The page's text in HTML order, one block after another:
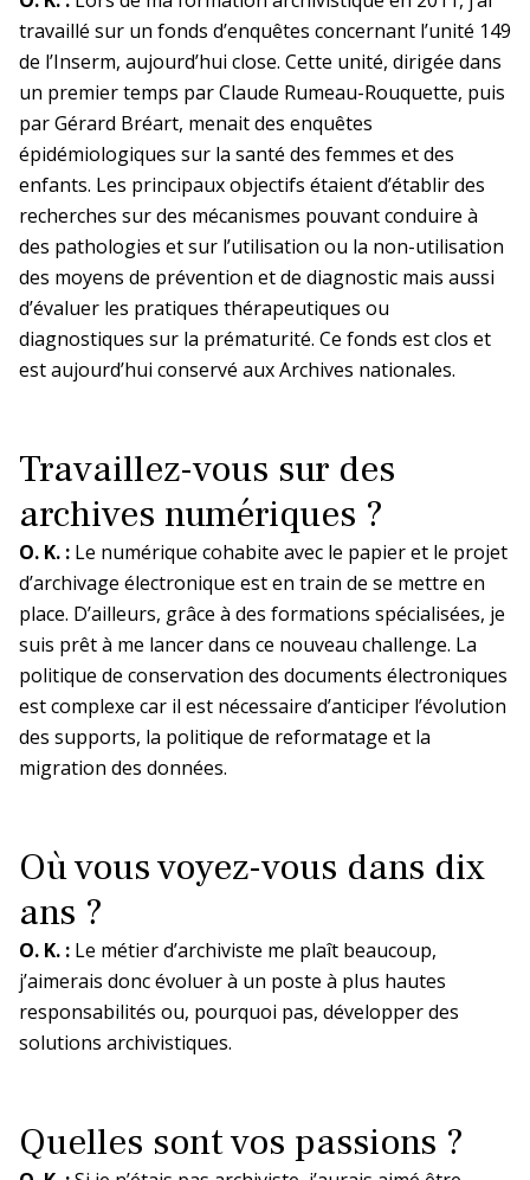
travaillé sur un fonds d’enquêtes concernant l’unité 149
de l’Inserm, aujourd’hui close. Cette unité, dirigée dans
un premier temps par Claude Rumeau-Rouquette, puis
par Gérard Bréart, menait des enquêtes
épidémiologiques sur la santé des femmes et des
enfants. Les principaux objectifs étaient d’établir des
recherches sur des mécanismes pouvant conduire à
des pathologies et sur l’utilisation ou la non-utilisation
des moyens de prévention et de diagnostic mais aussi
d’évaluer les pratiques thérapeutiques ou
diagnostiques sur la prématurité. Ce fonds est clos et
est aujourd’hui conservé aux Archives nationales.
Travaillez-vous sur des
archives numériques ?
O. K. : Le numérique cohabite avec le papier et le projet
d’archivage électronique est en train de se mettre en
place. D’ailleurs, grâce à des formations spécialisées, je
suis prêt à me lancer dans ce nouveau challenge. La
politique de conservation des documents électroniques
est complexe car il est nécessaire d’anticiper l’évolution
des supports, la politique de reformatage et la
migration des données.
Où vous voyez-vous dans dix
ans ?
O. K. : Le métier d’archiviste me plaît beaucoup,
j’aimerais donc évoluer à un poste à plus hautes
responsabilités ou, pourquoi pas, développer des
solutions archivistiques.
Quelles sont vos passions ?